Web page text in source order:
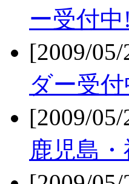
ー受付中
[2009/
ダー受
[2009/
鹿児島